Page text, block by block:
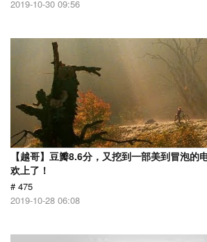
2019-10-30 09:56
【越哥】豆瓣8.6分，又挖到一部美到冒泡的
欢上了！
# 475
2019-10-28 06:08